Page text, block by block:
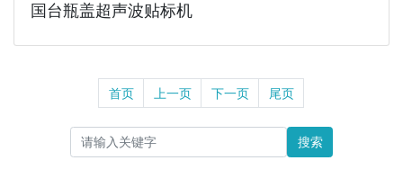
国台瓶盖超声波贴标机
首页 上一页 下一页 尾页
搜索